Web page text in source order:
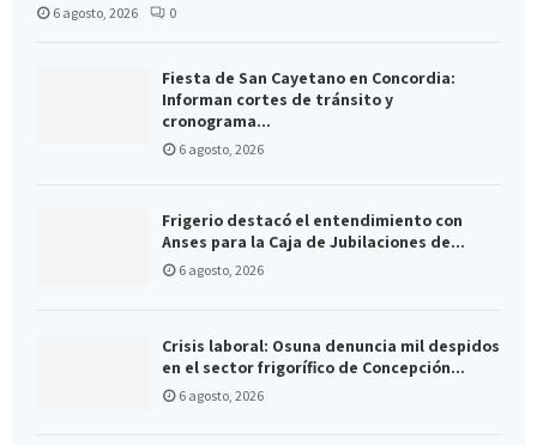
6 agosto, 2026 0
Fiesta de San Cayetano en Concordia:
Informan cortes de tránsito y
cronograma...
6 agosto, 2026
Frigerio destacó el entendimiento con
Anses para la Caja de Jubilaciones de...
6 agosto, 2026
Crisis laboral: Osuna denuncia mil despidos
en el sector frigorífico de Concepción...
6 agosto, 2026